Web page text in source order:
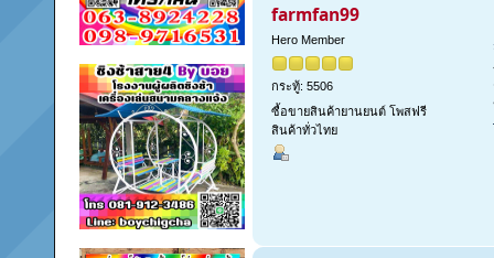
farmfan99
Hero Member
กระทู้: 5506
ซื้อขายสินค้ายานยนต์ โพสฟรี
สินค้าทั่วไทย